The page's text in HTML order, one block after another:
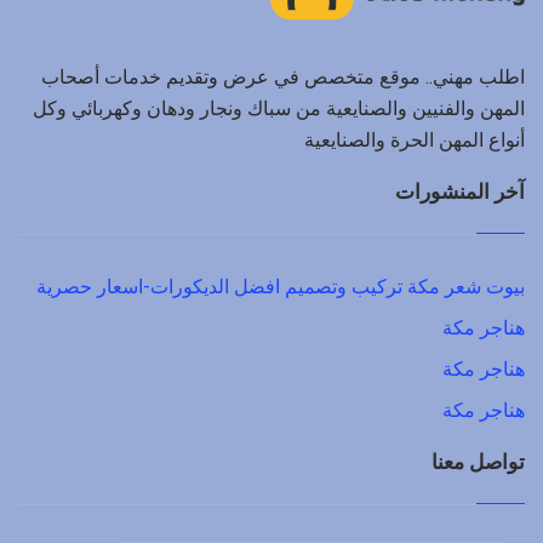
اطلب مهني.. موقع متخصص في عرض وتقديم خدمات أصحاب
المهن والفنيين والصنايعية من سباك ونجار ودهان وكهربائي وكل
أنواع المهن الحرة والصنايعية
آخر المنشورات
بيوت شعر مكة تركيب وتصميم افضل الديكورات-اسعار حصرية
هناجر مكة
هناجر مكة
هناجر مكة
تواصل معنا